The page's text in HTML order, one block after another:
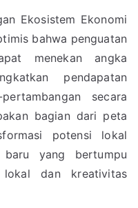
Ekosistem Ekonomi
bahwa penguatan
menekan angka
pendapatan
secara
bagian dari peta
potensi lokal
baru yang bertumpu
lokal dan kreativitas